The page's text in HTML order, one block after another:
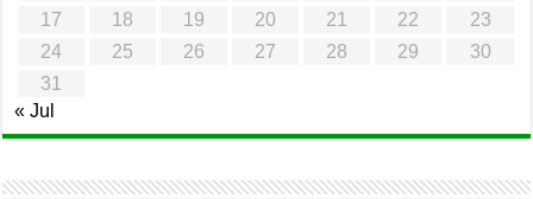
17
18 19 20 21 22
23
24
25 26 27 28 29
30
31
« Jul